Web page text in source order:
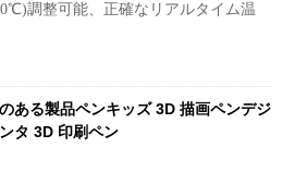
調整可能、正確なリアルタイム温
ある製品ペンキッズ 3D 描画ペンデジ
タ 3D 印刷ペン